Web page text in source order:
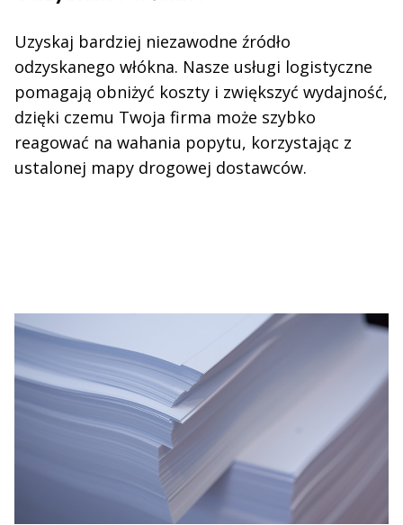
Uzyskaj bardziej niezawodne źródło
odzyskanego włókna. Nasze usługi logistyczne
pomagają obniżyć koszty i zwiększyć wydajność,
dzięki czemu Twoja firma może szybko
reagować na wahania popytu, korzystając z
ustalonej mapy drogowej dostawców.